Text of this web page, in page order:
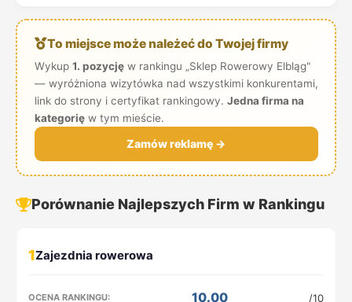
To miejsce może należeć do Twojej firmy
Wykup 1. pozycjęw rankingu „Sklep Rowerowy Elbląg"
— wyróżniona wizytówka nad wszystkimi konkurentami,
link do strony i certyfikat rankingowy. Jedna firma na
kategorięw tym mieście.
Zamów reklamę →
Porównanie Najlepszych Firm w Rankingu
1
10.00 /10